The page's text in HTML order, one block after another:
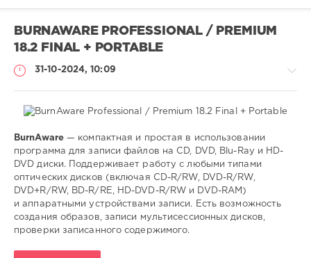
BURNAWARE PROFESSIONAL / PREMIUM
18.2 FINAL + PORTABLE
31-10-2024, 10:09
SamDel
0
запись,
BurnAware— компактная и простая в использовании
программа для записи файлов на CD, DVD, Blu-Ray и HD-
DVD диски. Поддерживает работу с любыми типами
оптических дисков (включая CD-R/RW, DVD-R/RW,
DVD+R/RW, BD-R/RE, HD-DVD-R/RW и DVD-RAM)
и аппаратными устройствами записи. Есть возможность
создания образов, записи мультисессионных дисков,
проверки записанного содержимого.